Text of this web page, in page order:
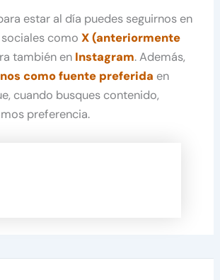
estar al día puedes seguirnos en
sociales comoX (anteriormente
también en Instagram. Además,
como fuente preferida en
cuando busques contenido,
preferencia.